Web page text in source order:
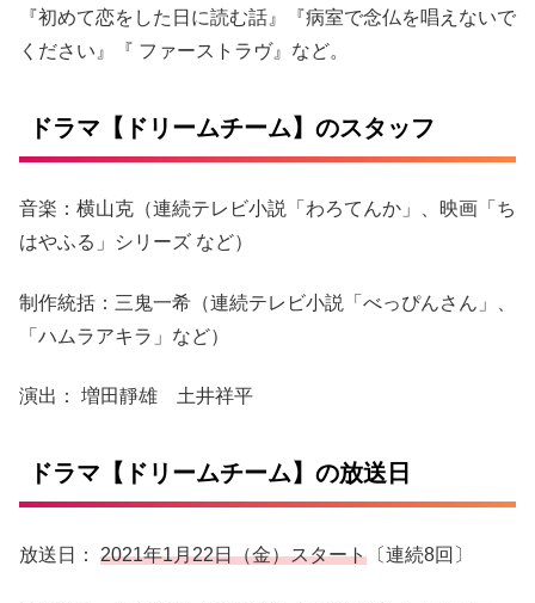
『初めて恋をした日に読む話』『病室で念仏を唱えないで
ください』『 ファーストラヴ』など。
ドラマ【ドリームチーム】のスタッフ
音楽：横山克（連続テレビ小説「わろてんか」、映画「ち
はやふる」シリーズ など）
制作統括：三鬼一希（連続テレビ小説「べっぴんさん」、
「ハムラアキラ」など）
演出： 増田靜雄 土井祥平
ドラマ【ドリームチーム】の放送日
放送日： 2021年1月22日（金）スタート 〔連続8回〕